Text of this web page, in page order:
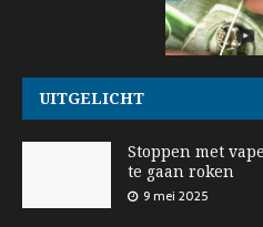
UITGELICHT
Stoppen met
te gaan roken
9 mei 2025